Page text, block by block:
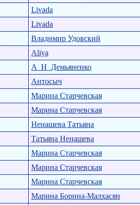
Livada
Livada
Владимир Удовский
Aliya
А_Н_Демьяненко
Антосыч
Марина Старчевская
Марина Старчевская
Ненашева Татьяна
Татьяна Ненашева
Марина Старчевская
Марина Старчевская
Марина Старчевская
Марина Борина-Малхасян